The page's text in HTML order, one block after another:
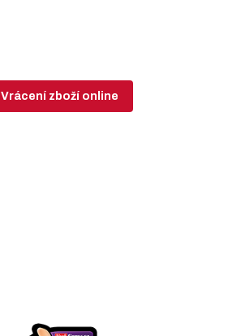
Vrácení zboží online